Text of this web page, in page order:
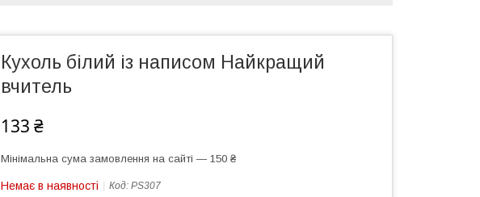
Кухоль білий із написом Найкращий
вчитель
133 ₴
Мінімальна сума замовлення на сайті — 150 ₴
Немає в наявності Код: PS307